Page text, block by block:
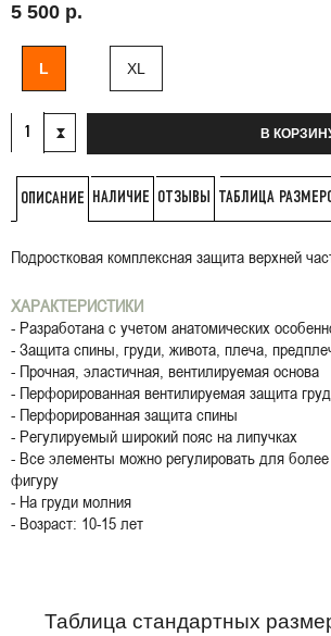
5 500 р.
L XL
В
ОПИСАНИЕ НАЛИЧИЕ ОТЗЫВЫ ТАБЛИЦА
Подростковая комплексная защита верхней
ХАРАКТЕРИСТИКИ
- Разработана с учетом анатомических
- Защита спины, груди, живота, плеча,
- Прочная, эластичная, вентилируемая основа
- Перфорированная вентилируемая защита
- Перфорированная защита спины
- Регулируемый широкий пояс на липучках
- Все элементы можно регулировать для более
фигуру
- На груди молния
- Возраст: 10-15 лет
Таблица стандартных